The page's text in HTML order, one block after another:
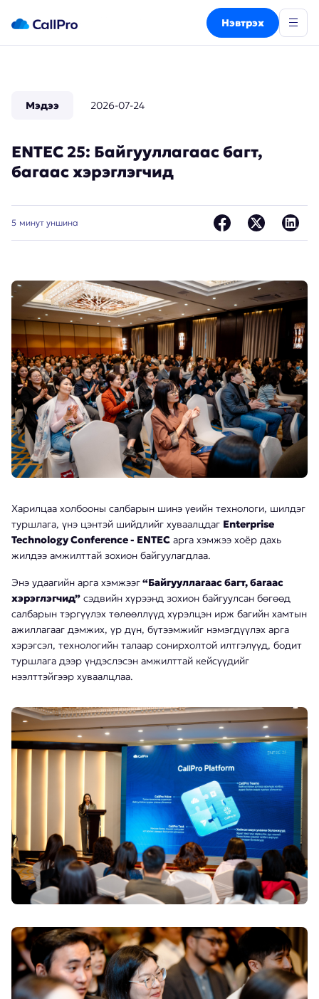
Нэвтрэх
Мэдээ 2026-07-24
ENTEC 25: Байгууллагаас багт,
багаас хэрэглэгчид
5 минут уншина
Харилцаа холбооны салбарын шинэ үеийн технологи, шилдэг
туршлага, үнэ цэнтэй шийдлийг хуваалцдаг Enterprise
Technology Conference - ENTEC арга хэмжээ хоёр дахь
жилдээ амжилттай зохион байгуулагдлаа.
Энэ удаагийн арга хэмжээг“Байгууллагаас багт, багаас
хэрэглэгчид” сэдвийн хүрээнд зохион байгуулсан бөгөөд
салбарын тэргүүлэх төлөөллүүд хүрэлцэн ирж багийн хамтын
ажиллагааг дэмжих, үр дүн, бүтээмжийг нэмэгдүүлэх арга
хэрэгсэл, технологийн талаар сонирхолтой илтгэлүүд, бодит
туршлага дээр үндэслэсэн амжилттай кейсүүдийг
нээлттэйгээр хуваалцлаа.